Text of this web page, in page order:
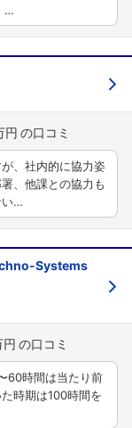
…
円
、社内的に協力姿
、他課との協力も
い…
Systems
60時間は当たり前
時期は100時間を